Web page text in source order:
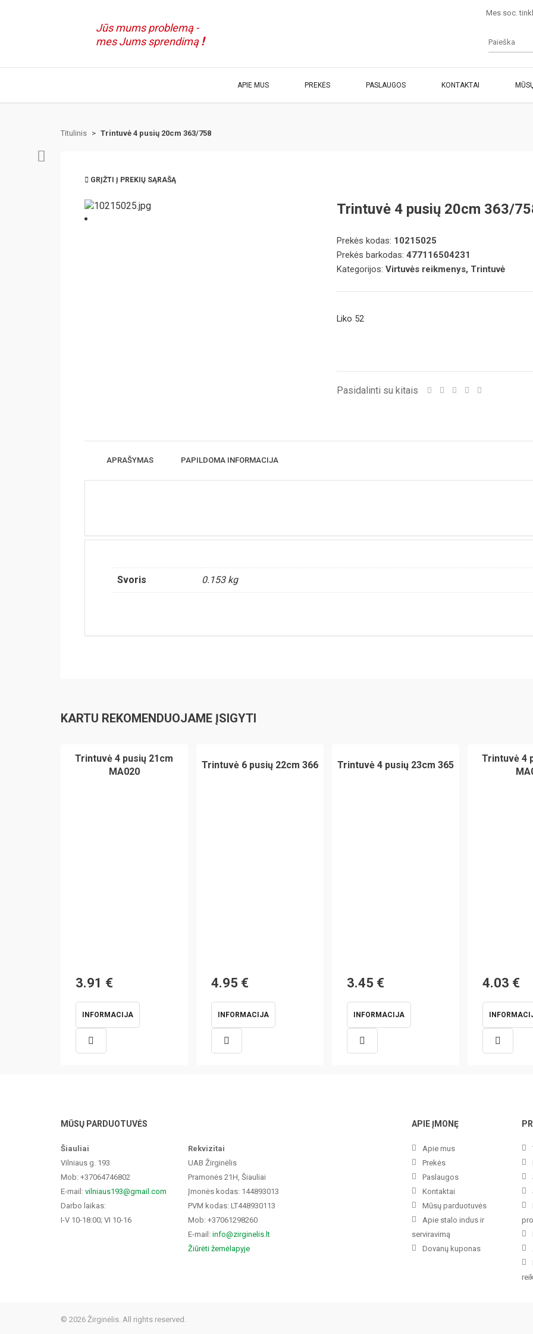
Jūs mums problemą -
mes Jums sprendimą!
Mes soc.
APIE MUS PREKĖS PASLAUGOS KONTAKTAI
Titulinis > Trintuvė 4 pusių 20cm 363/758
GRĮŽTI Į PREKIŲ SĄRAŠĄ
Trintuvė 4 pusių 20cm 363/
Prekės kodas: 10215025
Prekės barkodas: 477116504231
Kategorijos: Virtuvės reikmenys, Trintuvė
Liko 52
Pasidalinti su kitais
APRAŠYMAS PAPILDOMA INFORMACIJA
Svoris 0.153 kg
KARTU REKOMENDUOJAME ĮSIGYTI
Trintuvė 4 pusių 21cm
MA020
3.91 €
INFORMACIJA
Trintuvė 6 pusių 22cm 366
4.95 €
INFORMACIJA
Trintuvė 4 pusių 23cm 365
3.45 €
INFORMACIJA
Trintuvė 4
4.03 €
MŪSŲ PARDUOTUVĖS
Šiauliai
Vilniaus g. 193
Mob: +37064746802
E-mail: vilniaus193@gmail.com
Darbo laikas:
I-V 10-18:00; VI 10-16
Rekvizitai
UAB Žirginėlis
Pramonės 21H, Šiauliai
Įmonės kodas: 144893013
PVM kodas: LT448930113
Mob: +37061298260
E-mail: info@zirginelis.lt
Žiūrėti žemėlapyje
APIE ĮMONĘ
Apie mus
Prekės
Paslaugos
Kontaktai
Mūsų parduotuvės
Apie stalo indus ir
serviravimą
Dovanų kuponas
© 2026 Žirginėlis. All rights reserved.